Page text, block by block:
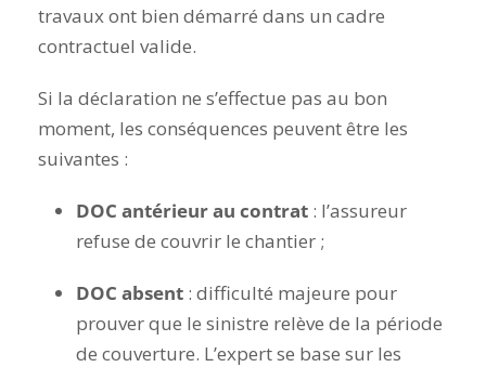
travaux ont bien démarré dans un cadre
contractuel valide.
Si la déclaration ne s’effectue pas au bon
moment, les conséquences peuvent être les
suivantes :
DOC antérieur au contrat : l’assureur
refuse de couvrir le chantier ;
DOC absent : difficulté majeure pour
prouver que le sinistre relève de la période
de couverture. L’expert se base sur les